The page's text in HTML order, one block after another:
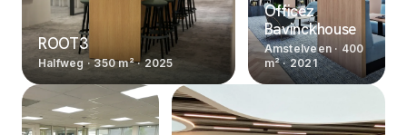
ROOT3
Halfweg· 350 m²·2025
Officez
Bavinckhouse
Amstelveen · 400
m²·2021